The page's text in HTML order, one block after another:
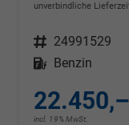
unverbindliche
Fahrzeugnr. 24991529
Kraftstoff
Benzin
incl. 19% MwSt.